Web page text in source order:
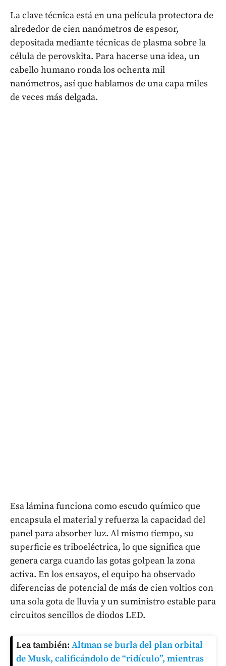
La clave técnica está en una película protectora de
alrededor de cien nanómetros de espesor,
depositada mediante técnicas de plasma sobre la
célula de perovskita. Para hacerse una idea, un
cabello humano ronda los ochenta mil
nanómetros, así que hablamos de una capa miles
de veces más delgada.
Esa lámina funciona como escudo químico que
encapsula el material y refuerza la capacidad del
panel para absorber luz. Al mismo tiempo, su
superficie es triboeléctrica, lo que significa que
genera carga cuando las gotas golpean la zona
activa. En los ensayos, el equipo ha observado
diferencias de potencial de más de cien voltios con
una sola gota de lluvia y un suministro estable para
circuitos sencillos de diodos LED.
Lea también: Altman se burla del plan orbital
de Musk, calificándolo de “ridículo”, mientras